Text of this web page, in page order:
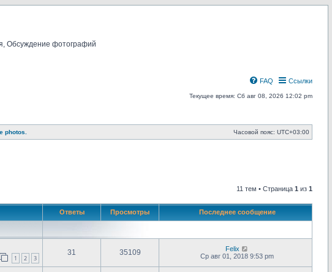
Обсуждение фотографий
Ссылки
FAQ
Текущее время: Сб авг 08, 2026 12:02 pm
photos. Часовой пояс: UTC+03:00
11 тем • Страница 1 из 1
Ответы Просмотры Последнее сообщение
1 2 3
31 35109
Felix
Ср авг 01, 2018 9:53 pm